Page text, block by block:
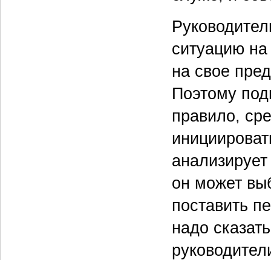
ситуацию
на свое
Поэтому
правило,
он может
поставить
надо